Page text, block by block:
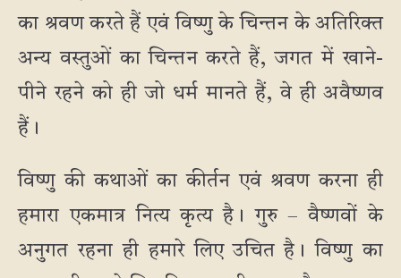
का श्रवण करते हैं एवं विष्णु के चिन्तन के अतिरिक्त
अन्य वस्तुओं का चिन्तन करते हैं, जगत में खाने-
पीने रहने को ही जो धर्म मानते हैं, वे ही अवैष्णव
हैं।
विष्णु की कथाओं का कीर्तन एवं श्रवण करना ही
हमारा एकमात्र नित्य कृत्य है। गुरु – वैष्णवों के
अनुगत रहना ही हमारे लिए उचित है। विष्णु का